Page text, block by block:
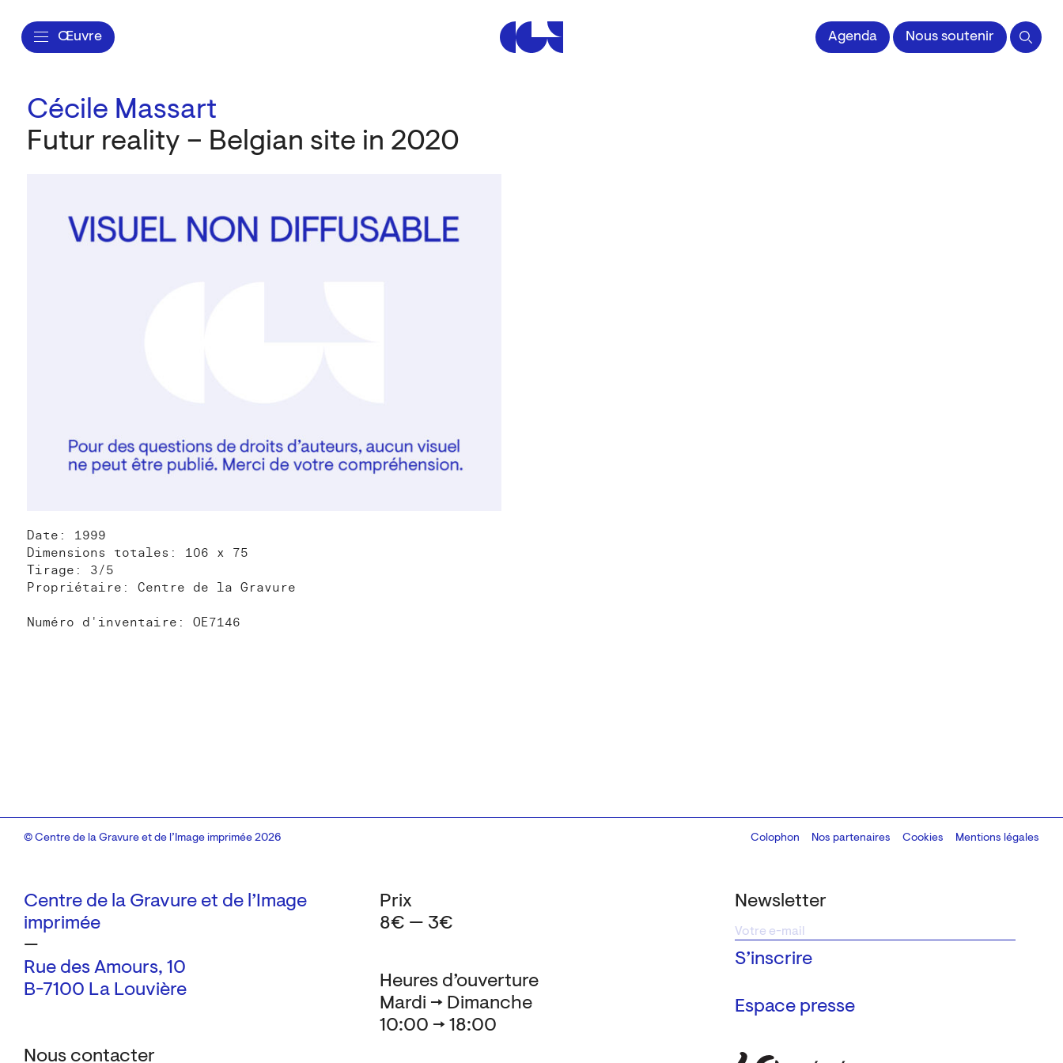
Œuvre Centre de la Gravure et de l'Image impriméeAgenda Nous soutenir
Cécile Massart
Futur reality – Belgian site in 2020
Date: 1999
Dimensions totales: 106 x 75
Tirage: 3/5
Propriétaire: Centre de la Gravure
Numéro d'inventaire: OE7146
Centre de la Gravure et de l’Image
imprimée
—
Rue des Amours, 10
B-7100 La Louvière
Nous contacter
Newsletter
Espace presse
Heures d’ouverture
Mardi → Dimanche
10:00 → 18:00
Prix
8€ — 3€
© Centre de la Gravure et de l’Image imprimée 2026 Colophon
Design:Marcel Kaczmarek, code:8080.studio
Nos partenaires Cookies Mentions légales